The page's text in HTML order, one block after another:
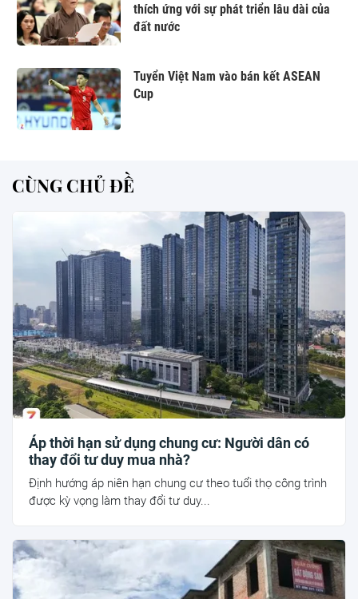
thích ứng với sự phát triển lâu dài của
đất nước
Tuyển Việt Nam vào bán kết ASEAN
Cup
CÙNG CHỦ ĐỀ
Áp thời hạn sử dụng chung cư: Người dân có
thay đổi tư duy mua nhà?
Định hướng áp niên hạn chung cư theo tuổi thọ công trình
được kỳ vọng làm thay đổi tư duy...